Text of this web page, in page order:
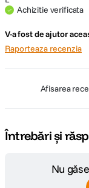
Achizitie verificata
V-a fost de ajutor
Raporteaza recenzia
afisarea
Întrebări și
Nu